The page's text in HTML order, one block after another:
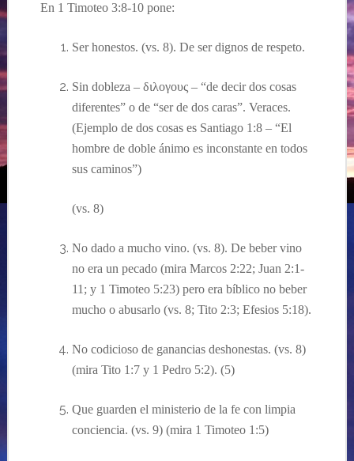
En 1 Timoteo 3:8-10 pone:
Ser honestos. (vs. 8). De ser dignos de respeto.
Sin dobleza – διλογους – “de decir dos cosas
diferentes” o de “ser de dos caras”. Veraces.
(Ejemplo de dos cosas es Santiago 1:8 – “El
hombre de doble ánimo es inconstante en todos
sus caminos”)
(vs. 8)
No dado a mucho vino. (vs. 8). De beber vino
no era un pecado (mira Marcos 2:22; Juan 2:1-
11; y 1 Timoteo 5:23) pero era bíblicono beber
mucho o abusarlo (vs. 8; Tito 2:3; Efesios5:18).
No codicioso de ganancias deshonestas. (vs. 8)
(mira Tito 1:7 y 1 Pedro 5:2). (5)
Que guarden el ministerio de la fe con limpia
conciencia. (vs. 9) (mira 1 Timoteo 1:5)